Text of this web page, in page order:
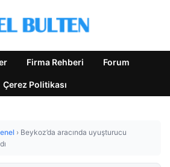
Firma Rehberi Forum
Çerez Politikası
› Beykoz’da aracında uyuşturucu